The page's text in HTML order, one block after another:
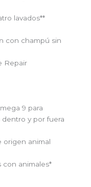
lavados**
con champú sin
Repair
9 para
y por fuera
origen animal
con animales*